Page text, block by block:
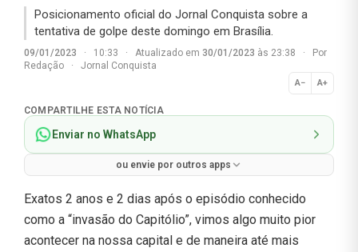
Posicionamento oficial do Jornal Conquista sobre a
tentativa de golpe deste domingo em Brasília.
09/01/2023 · 10:33 · Atualizado em 30/01/2023 às 23:38 ·
Por
Redação
· Jornal Conquista
A− A+
Normal
COMPARTILHE ESTA NOTÍCIA
Enviar no WhatsApp
ou envie por outros apps
Exatos 2 anos e 2 dias após o episódio conhecido
como a “invasão do Capitólio”, vimos algo muito pior
acontecer na nossa capital e de maneira até mais